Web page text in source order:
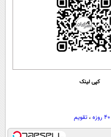
کپی لینک
، تقویم